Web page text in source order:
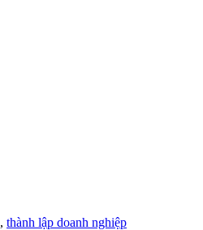
, thành lập doanh nghiệp